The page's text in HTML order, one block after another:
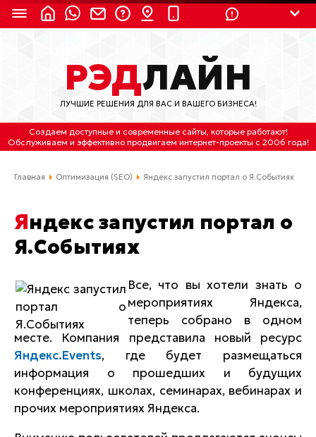
8 (800) 550-9899 (с 2:30 до 11:30 по
Мск)
Бесплатно по России
(4212) 658-653
(4212) 637-673
Отдельный вход \ Левый торец здания
Пн-пт. с 9:30 до 18:30 (по Хбк)
info@lred.ru
Все контакты
РЭДЛАЙН
ЛУЧШИЕ РЕШЕНИЯ ДЛЯ ВАС И ВАШЕГО БИЗНЕСА!
Создаем доступные и современные сайты, которые работают!
Обслуживаем и эффективно продвигаем интернет-проекты с 2006 года!
Главная Оптимизация (SEO) Яндекс запустил портал о Я.Событиях
Яндекс запустил портал о
Я.Событиях
Все, что вы хотели знать о
мероприятиях Яндекса,
теперь собрано в одном
месте. Компания представила новый ресурс
Яндекс.Events, где будет размещаться
информация о прошедших и будущих
конференциях, школах, семинарах, вебинарах и
прочих мероприятиях Яндекса.